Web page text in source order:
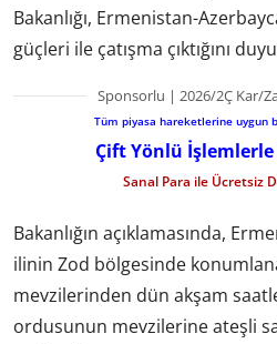
Bakanlığı, Ermenistan-
güçleri ile çatışma çıktığını
Sponsorlu | 2026/2Ç Kar/
Tüm piyasa hareketlerine uygun
Çift Yönlü İşlemlerle
Sanal Para ile Ücretsiz
Bakanlığın açıklamasında,
ilinin Zod bölgesinde
mevzilerinden dün akşam
ordusunun mevzilerine ateşli